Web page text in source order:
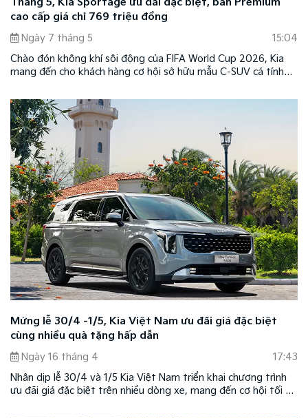
cao cấp giá chỉ 769 triệu đồng
Ngày 7 tháng 5
15:04
Chào đón không khí sôi động của FIFA World Cup 2026, Kia
mang đến cho khách hàng cơ hội sở hữu mẫu C-SUV cá tính
Mừng lễ 30/4 -1/5, Kia Việt Nam ưu đãi giá đặc biệt
cùng nhiều quà tặng hấp dẫn
Ngày 16 tháng 4
17:43
Nhân dịp lễ 30/4 và 1/5 Kia Việt Nam triển khai chương trình
ưu đãi giá đặc biệt trên nhiều dòng xe, mang đến cơ hội tối ưu